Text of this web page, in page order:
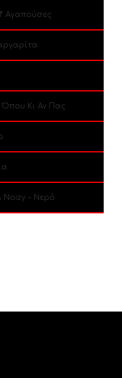
Αγαπούσες
Όπου Κι Αν Πας
Noizy – Νερό